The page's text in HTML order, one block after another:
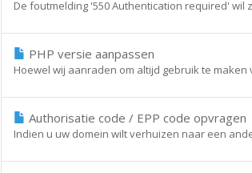
De foutmelding '550 Authentication required' wil
PHP versie aanpassen
Hoewel wij aanraden om altijd gebruik te
Authorisatie code / EPP code opvragen
Indien u uw domein wilt verhuizen naar een